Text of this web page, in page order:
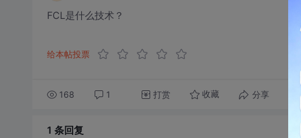
FCL是什么技术？
给本帖投票
168 1 打赏 收藏 分享
1 条回复